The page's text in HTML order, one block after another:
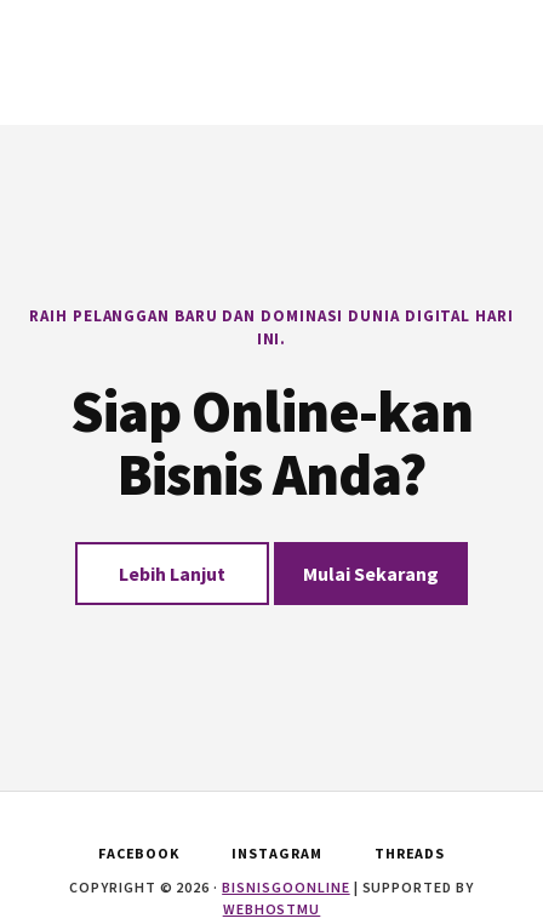
RAIH PELANGGAN BARU DAN DOMINASI DUNIA DIGITAL HARI
INI.
Siap Online-kan
Bisnis Anda?
Lebih Lanjut Mulai Sekarang
FACEBOOK INSTAGRAM
THREADS
COPYRIGHT © 2026 ·BISNISGOONLINE | SUPPORTED BY
WEBHOSTMU